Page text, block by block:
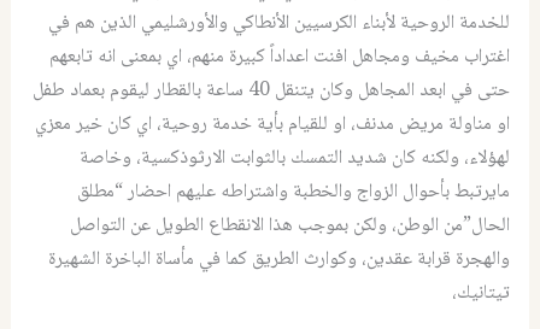
للخدمة الروحية لأبناء الكرسيين الأنطاكي والأورشليمي الذين هم في
اغتراب مخيف ومجاهل افنت اعداداً كبيرة منهم، اي بمعنى انه تابعهم
حتى في ابعد المجاهل وكان يتنقل 40 ساعة بالقطار ليقوم بعماد طفل
او مناولة مريض مدنف، او للقيام بأية خدمة روحية، اي كان خير معزي
لهؤلاء، ولكنه كان شديد التمسك بالثوابت الارثوذكسية، وخاصة
مايرتبط بأحوال الزواج والخطبة واشتراطه عليهم احضار “مطلق
الحال”من الوطن، ولكن بموجب هذا الانقطاع الطويل عن التواصل
والهجرة قرابة عقدين، وكوارث الطريق كما في مأساة الباخرة الشهيرة
تيتانيك،